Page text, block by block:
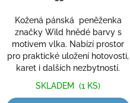
Kožená pánská peněženka
značky Wild hnědé barvy s
motivem vlka. Nabízí prostor
pro praktické uložení hotovosti,
karet i dalších nezbytností.
SKLADEM (1 KS)